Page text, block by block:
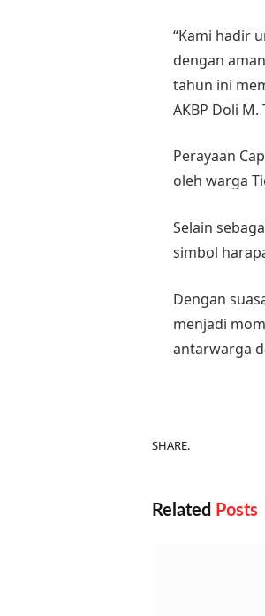
“Kami hadir
dengan
tahun ini
AKBP Doli M.
Perayaan
oleh warga
Selain
simbol
Dengan
menjadi
antarwarga
SHARE.
Related Posts